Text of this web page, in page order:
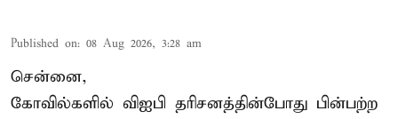
Published on: 08 Aug 2026, 3:28 am
சென்னை,
கோவில்களில் விஐபி தரிசனத்தின்போது பின்பற்ற